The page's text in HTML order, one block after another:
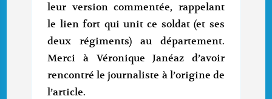
leur version commentée, rappelant
le lien fort qui unit ce soldat (et ses
deux régiments) au département.
Merci à Véronique Janéaz d’avoir
rencontré le journaliste à l’origine de
l’article.